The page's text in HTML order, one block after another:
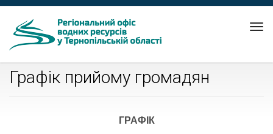
Графік прийому громадян
ГРАФІК